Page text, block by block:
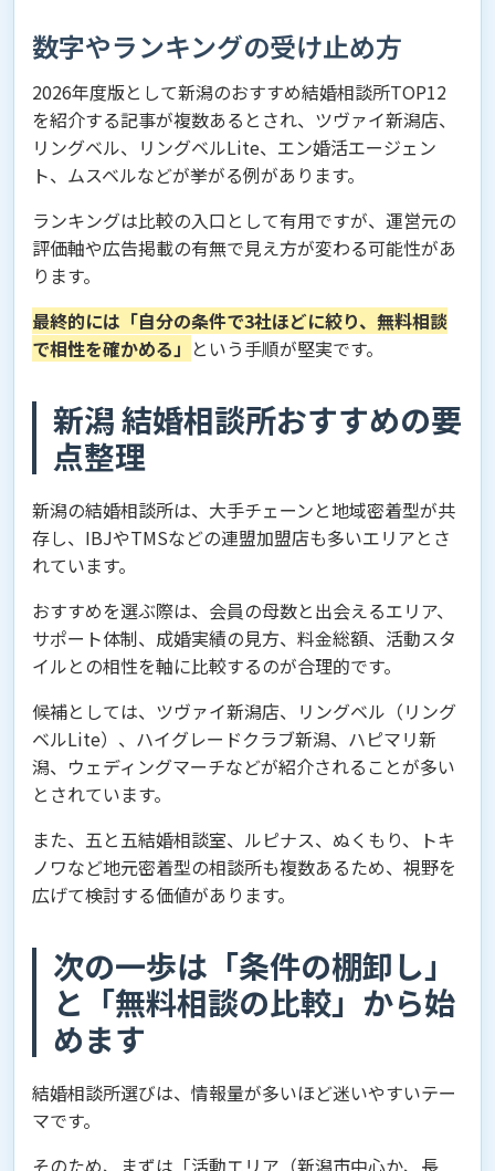
数字やランキングの受け止め方
2026年度版として新潟のおすすめ結婚相談所TOP12
を紹介する記事が複数あるとされ、ツヴァイ新潟店、
リングベル、リングベルLite、エン婚活エージェン
ト、ムスベルなどが挙がる例があります。
ランキングは比較の入口として有用ですが、運営元の
評価軸や広告掲載の有無で見え方が変わる可能性があ
ります。
最終的には「自分の条件で3社ほどに絞り、無料相談
で相性を確かめる」 という手順が堅実です。
新潟 結婚相談所おすすめの要
点整理
新潟の結婚相談所は、大手チェーンと地域密着型が共
存し、IBJやTMSなどの連盟加盟店も多いエリアとさ
れています。
おすすめを選ぶ際は、会員の母数と出会えるエリア、
サポート体制、成婚実績の見方、料金総額、活動スタ
イルとの相性を軸に比較するのが合理的です。
候補としては、ツヴァイ新潟店、リングベル（リング
ベルLite）、ハイグレードクラブ新潟、ハピマリ新
潟、ウェディングマーチなどが紹介されることが多い
とされています。
また、五と五結婚相談室、ルピナス、ぬくもり、トキ
ノワなど地元密着型の相談所も複数あるため、視野を
広げて検討する価値があります。
次の一歩は「条件の棚卸し」
と「無料相談の比較」から始
めます
結婚相談所選びは、情報量が多いほど迷いやすいテー
マです。
そのため、まずは「活動エリア（新潟市中心か、長